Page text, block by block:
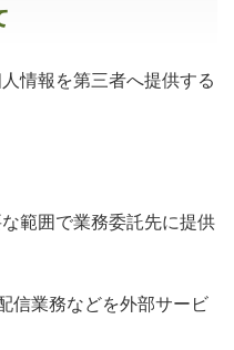
情報を第三者へ提供する
範囲で業務委託先に提供
信業務などを外部サービ